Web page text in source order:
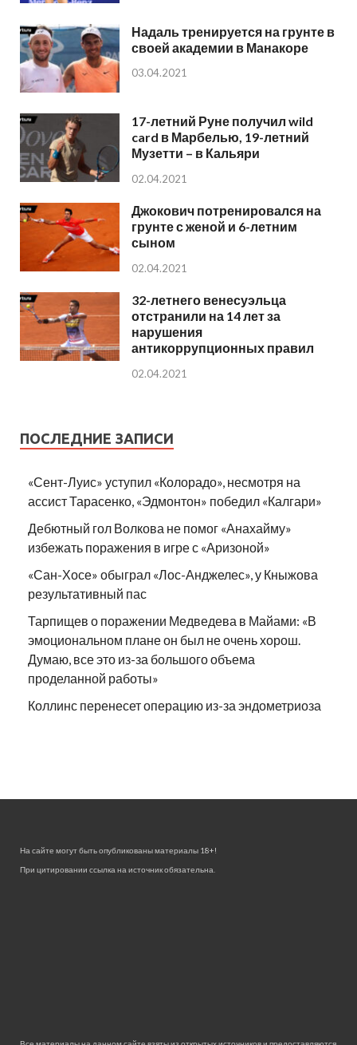
Надаль тренируется на грунте в
своей академии в Манакоре
03.04.2021
17-летний Руне получил wild
card в Марбелью, 19-летний
Музетти – в Кальяри
02.04.2021
Джокович потренировался на
грунте с женой и 6-летним
сыном
02.04.2021
32-летнего венесуэльца
отстранили на 14 лет за
нарушения
антикоррупционных правил
02.04.2021
ПОСЛЕДНИЕ ЗАПИСИ
«Сент-Луис» уступил «Колорадо», несмотря на
ассист Тарасенко, «Эдмонтон» победил «Калгари»
Дебютный гол Волкова не помог «Анахайму»
избежать поражения в игре с «Аризоной»
«Сан-Хосе» обыграл «Лос-Анджелес», у Кныжова
результативный пас
Тарпищев о поражении Медведева в Майами: «В
эмоциональном плане он был не очень хорош.
Думаю, все это из-за большого объема
проделанной работы»
Коллинс перенесет операцию из-за эндометриоза
На сайте могут быть опубликованы материалы 18+!
При цитировании ссылка на источник обязательна.